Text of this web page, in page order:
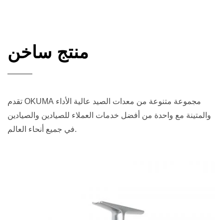
منتج ساخن
تقدم OKUMA مجموعة متنوعة من معدات الصيد عالية الأداء
والمتينة مع واحدة من أفضل خدمات العملاء للصيادين والصيادين
في جميع أنحاء العالم.